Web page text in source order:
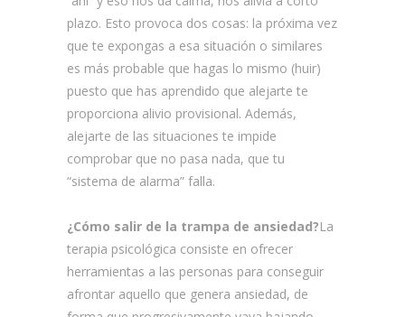
plazo. Esto provoca dos cosas: la próxima vez
que te expongas a esa situación o similares
es más probable que hagas lo mismo (huir)
puesto que has aprendido que alejarte te
proporciona alivio provisional. Además,
alejarte de las situaciones te impide
comprobar que no pasa nada, que tu
“sistema de alarma” falla.
¿Cómo salir de la trampa de ansiedad?La
terapia psicológica consiste en ofrecer
herramientas a las personas para conseguir
afrontar aquello que genera ansiedad, de